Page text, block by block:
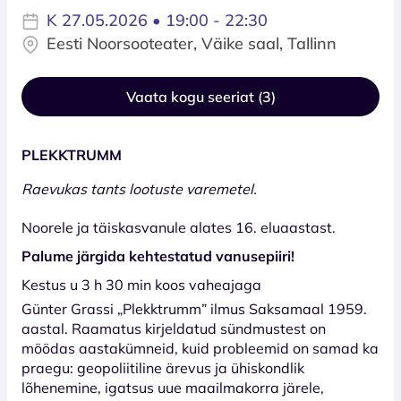
K 27.05.2026 • 19:00 - 22:30
Eesti Noorsooteater, Väike saal, Tallinn
Vaata kogu seeriat (3)
PLEKKTRUMM
Raevukas tants lootuste varemetel.
Noorele ja täiskasvanule alates 16. eluaastast.
Palume järgida kehtestatud vanusepiiri!
Kestus u 3 h 30 min koos vaheajaga
Günter Grassi „Plekktrumm” ilmus Saksamaal 1959.
aastal. Raamatus kirjeldatud sündmustest on
möödas aastakümneid, kuid probleemid on samad ka
praegu: geopoliitiline ärevus ja ühiskondlik
lõhenemine, igatsus uue maailmakorra järele,